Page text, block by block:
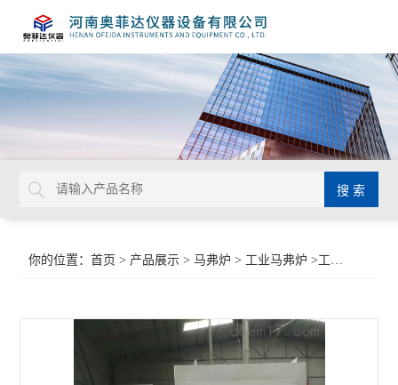
你的位置：首页 > 产品展示 >马弗炉 > 工业马弗炉 >工业烧结炉